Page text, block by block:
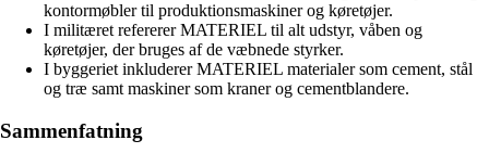
kontormøbler til produktionsmaskiner og køretøjer.
I militæret refererer MATERIEL til alt udstyr, våben og
køretøjer, der bruges af de væbnede styrker.
I byggeriet inkluderer MATERIEL materialer som cement, stål
og træ samt maskiner som kraner og cementblandere.
Sammenfatning